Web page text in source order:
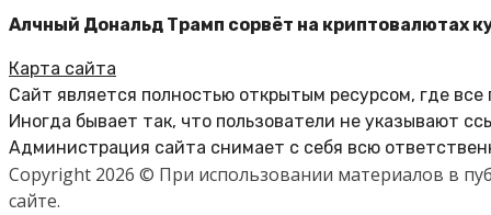
Алчный Дональд Трамп сорвёт на криптовалютах
Карта сайта
Сайт является полностью открытым ресурсом, где
Иногда бывает так, что пользователи не указывают
Администрация сайта снимает с себя всю
Copyright 2026 © При использовании материалов в
сайте.